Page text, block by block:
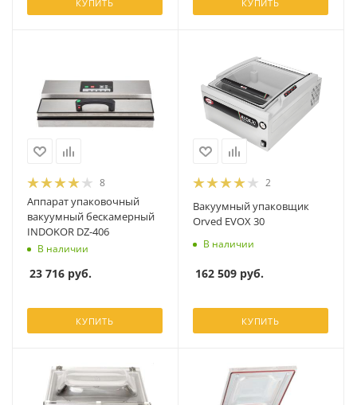
КУПИТЬ КУПИТЬ
8
Аппарат упаковочный
вакуумный бескамерный
INDOKOR DZ-406
В наличии
23 716 руб.
КУПИТЬ
2
Вакуумный упаковщик
Orved EVOX 30
В наличии
162 509 руб.
КУПИТЬ